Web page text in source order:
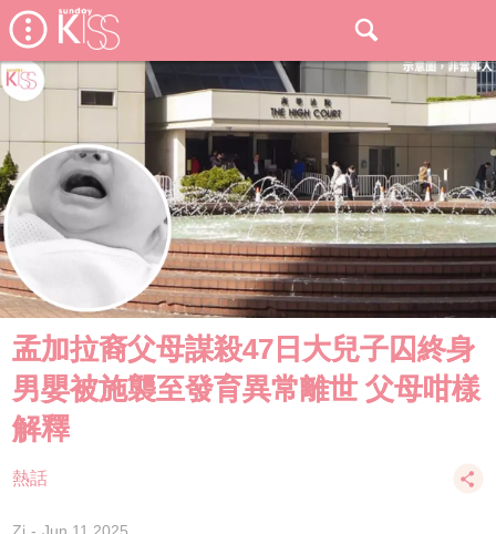
孟加拉裔父母謀殺47日大兒子囚終身
男嬰被施襲至發育異常離世 父母咁樣
解釋
熱話